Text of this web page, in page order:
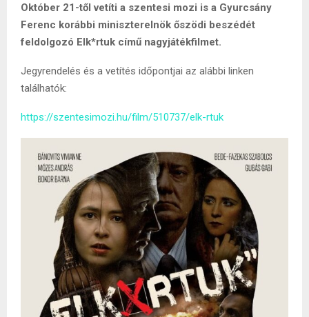
Október 21-től vetíti a szentesi mozi is a Gyurcsány
Ferenc korábbi miniszterelnök őszödi beszédét
feldolgozó Elk*rtuk című nagyjátékfilmet.
Jegyrendelés és a vetítés időpontjai az alábbi linken
találhatók:
https://szentesimozi.hu/film/510737/elk-rtuk